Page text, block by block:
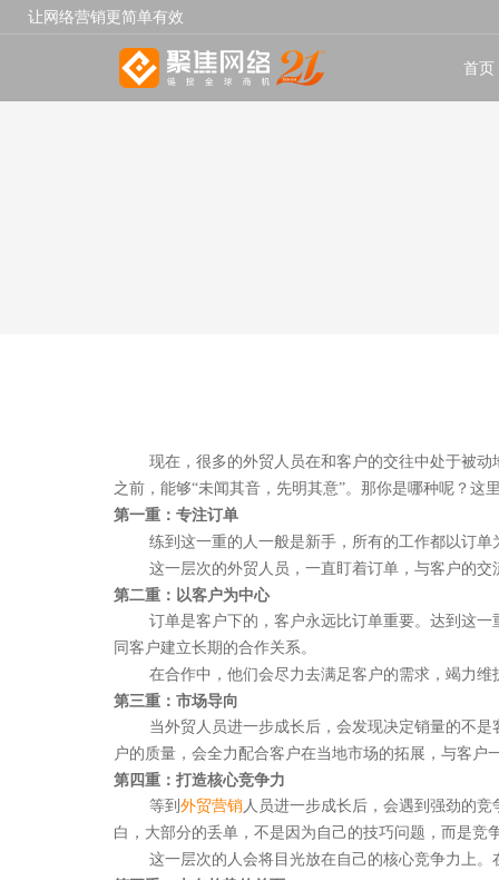
让网络营销更简单有效
首页
现在，很多的外贸人员在和客户的交往中处于被
之前，能够“未闻其音，先明其意”。那你是哪种呢？这
第一重：专注订单
练到这一重的人一般是新手，所有的工作都以订
这一层次的外贸人员，一直盯着订单，与客户的
第二重：以客户为中心
订单是客户下的，客户永远比订单重要。达到这
同客户建立长期的合作关系。
在合作中，他们会尽力去满足客户的需求，竭力
第三重：市场导向
当外贸人员进一步成长后，会发现决定销量的不
户的质量，会全力配合客户在当地市场的拓展，与客户
第四重：打造核心竞争力
等到 外贸营销 人员进一步成长后，会遇到强劲的
白，大部分的丢单，不是因为自己的技巧问题，而是竞
这一层次的人会将目光放在自己的核心竞争力上
聚焦网络以